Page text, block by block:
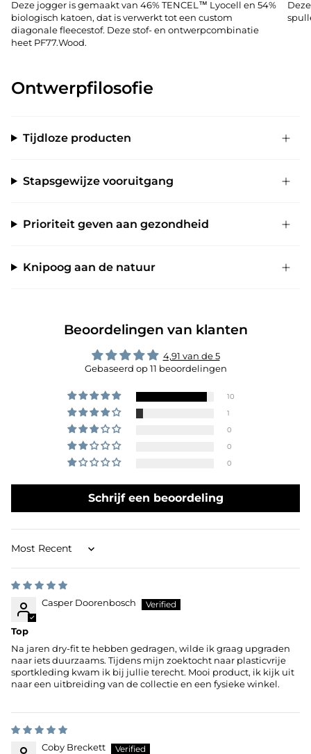
Deze jogger is gemaakt van 46% TENCEL™ Lyocell en 54%
biologisch katoen, dat is verwerkt tot een custom
diagonale fleecestof. Deze stof- en ontwerpcombinatie
heet PF77.Wood.
Ontwerpfilosofie
Tijdloze producten
Stapsgewijze vooruitgang
Prioriteit geven aan gezondheid
Knipoog aan de natuur
Beoordelingen van klanten
4,91 van de 5
Gebaseerd op 11 beoordelingen
10
1
0
0
0
Schrijf een beoordeling
Sort by
Casper Doorenbosch
Top
Na jaren dry-fit te hebben gedragen, wilde ik graag upgraden
naar iets duurzaams. Tijdens mijn zoektocht naar plasticvrije
sportkleding kwam ik bij jullie terecht. Mooi product, ik kijk uit
naar een uitbreiding van de collectie en een fysieke winkel.
Coby Breckett